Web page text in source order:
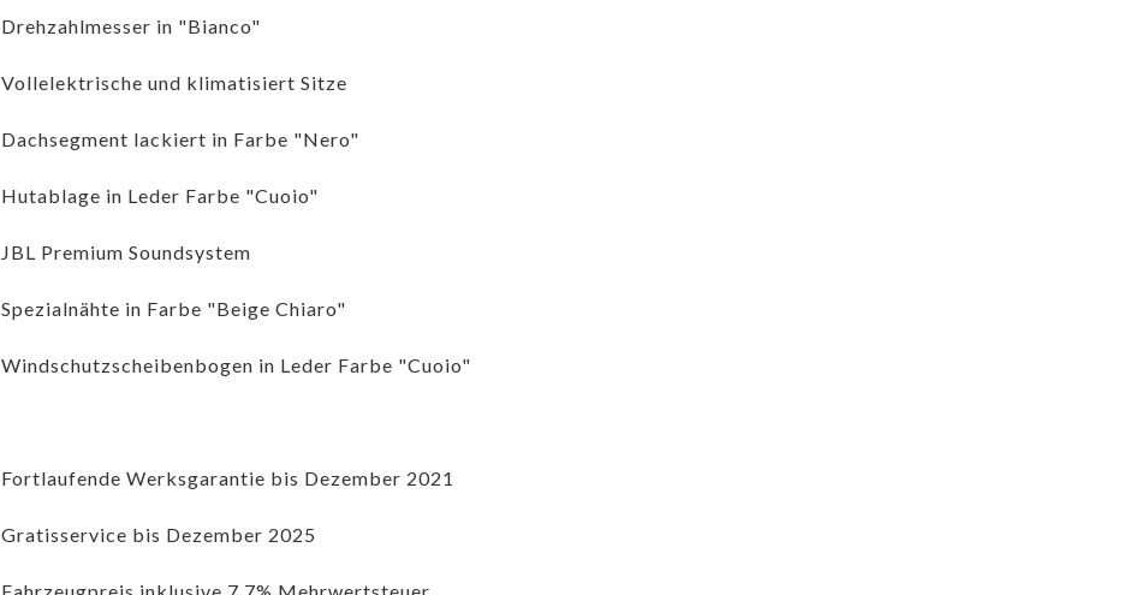
Drehzahlmesser in "Bianco"
Vollelektrische und klimatisiert Sitze
Dachsegment lackiert in Farbe "Nero"
Hutablage in Leder Farbe "Cuoio"
JBL Premium Soundsystem
Spezialnähte in Farbe "Beige Chiaro"
Windschutzscheibenbogen in Leder Farbe "Cuoio"
Fortlaufende Werksgarantie bis Dezember 2021
Gratisservice bis Dezember 2025